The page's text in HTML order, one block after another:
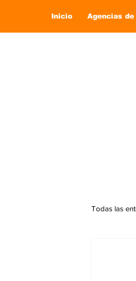
Inicio Agencias
Todas las